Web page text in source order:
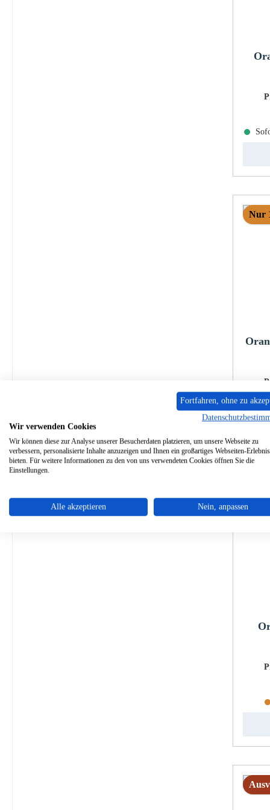
Nur
Fortfahren, ohne zu
Wir verwenden Cookies
Wir können diese zur Analyse unserer Besucherdaten platzieren, um unsere Webseite zu
verbessern, personalisierte Inhalte anzuzeigen und Ihnen ein großartiges Webseiten-
bieten. Für weitere Informationen zu den von uns verwendeten Cookies öffnen Sie die
Einstellungen.
Alle akzeptieren Nein, anpassen